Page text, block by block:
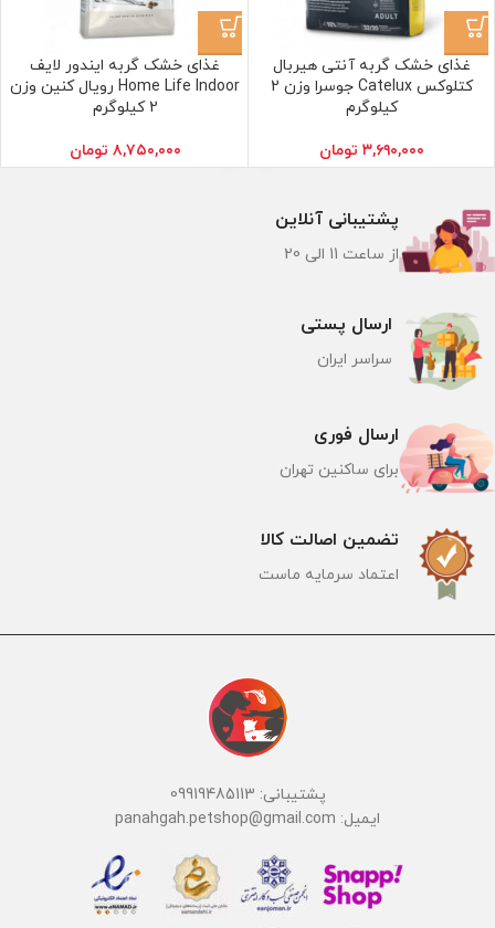
غذای خشک گربه آنتی هیربال
کتلوکس Catelux جوسرا وزن 2
کیلوگرم
۳,۶۹۰,۰۰۰ تومان
غذای خشک گربه ایندور لایف
Home Life Indoor رویال کنین وزن
2 کیلوگرم
۸,۷۵۰,۰۰۰ تومان
تضمین اصالت کالا
اعتماد سرمایه ماست
ارسال فوری
برای ساکنین تهران
ارسال پستی
سراسر ایران
پشتیبانی آنلاین
از ساعت 11 الی 20
پشتیبانی: 09919485113
ایمیل: panahgah.petshop@gmail.com